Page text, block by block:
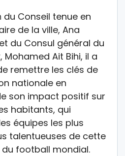
du Conseil tenue en
de la ville, Ana
du Consul général du
Mohamed Ait Bihi, il a
remettre les clés de
nationale en
son impact positif sur
habitants, qui
équipes les plus
talentueuses de cette
football mondial.